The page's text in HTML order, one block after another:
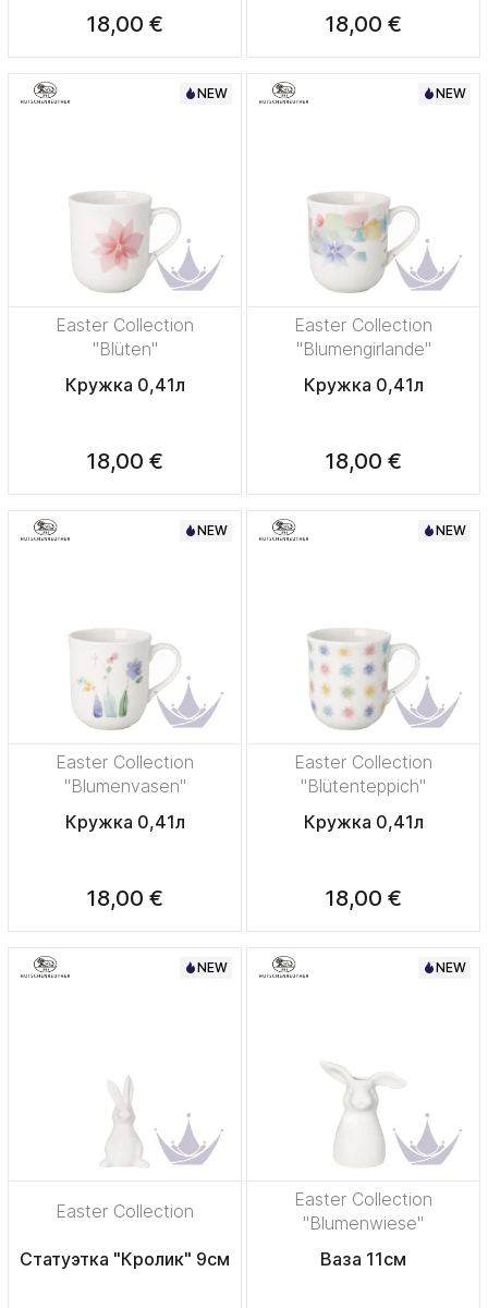
18,00 € 18,00 €
NEW
Easter Collection
"Blüten"
Кружка 0,41л
18,00 €
NEW
Easter Collection
"Blumengirlande"
Кружка 0,41л
18,00 €
NEW
Easter Collection
"Blumenvasen"
Кружка 0,41л
18,00 €
NEW
Easter Collection
"Blütenteppich"
Кружка 0,41л
18,00 €
NEW
Easter Collection
Статуэтка "Кролик" 9см
NEW
Easter Collection
"Blumenwiese"
Ваза 11см